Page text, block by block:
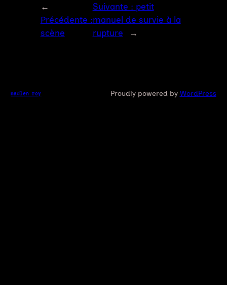
←
Précédente :
scène
Suivante : petit
manuel de survie à la
rupture
→
madlen roy Proudly powered by WordPress